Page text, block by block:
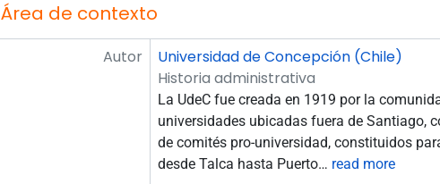
Área de contexto
Autor
Universidad de Concepción (Chile)
Historia administrativa
La UdeC fue creada en 1919 por la
universidades ubicadas fuera de Santiago,
de comités pro-universidad, constituidos
desde Talca hasta Puerto… read more